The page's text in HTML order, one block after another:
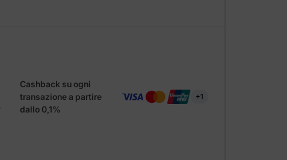
Cashback su ogni
transazione a partire
dallo 0,1%
+1